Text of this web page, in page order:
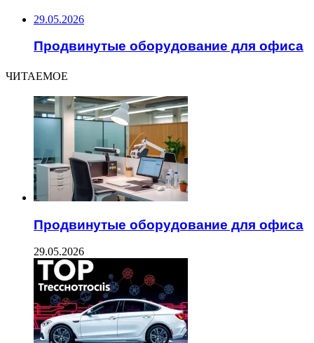
29.05.2026
Продвинутые оборудование для офиса
ЧИТАЕМОЕ
Продвинутые оборудование для офиса
29.05.2026